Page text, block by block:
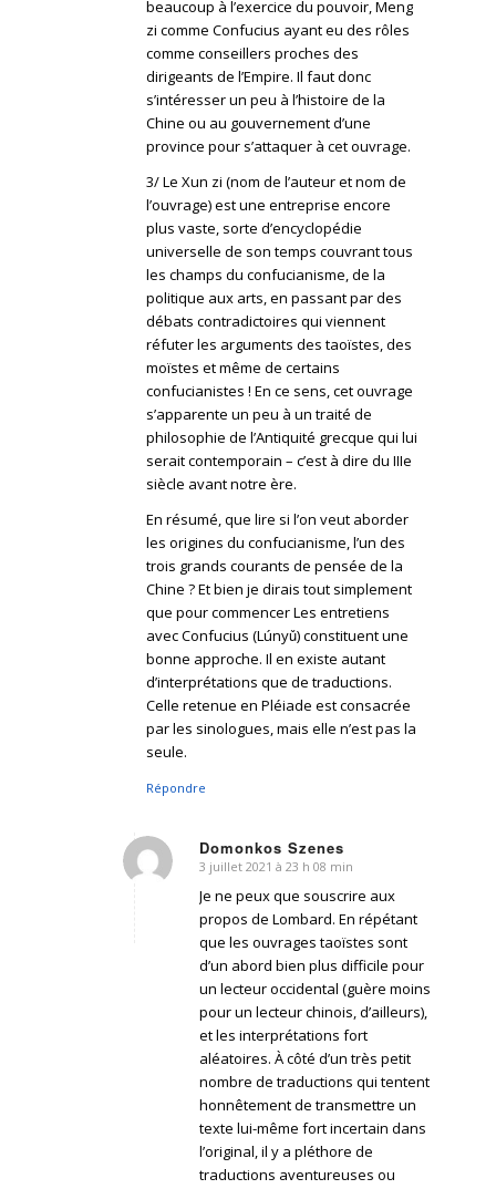
beaucoup à l’exercice du pouvoir, Meng
zi comme Confucius ayant eu des rôles
comme conseillers proches des
dirigeants de l’Empire. Il faut donc
s’intéresser un peu à l’histoire de la
Chine ou au gouvernement d’une
province pour s’attaquer à cet ouvrage.
3/ Le Xun zi (nom de l’auteur et nom de
l’ouvrage) est une entreprise encore
plus vaste, sorte d’encyclopédie
universelle de son temps couvrant tous
les champs du confucianisme, de la
politique aux arts, en passant par des
débats contradictoires qui viennent
réfuter les arguments des taoïstes, des
moïstes et même de certains
confucianistes ! En ce sens, cet ouvrage
s’apparente un peu à un traité de
philosophie de l’Antiquité grecque qui lui
serait contemporain – c’est à dire du IIIe
siècle avant notre ère.
En résumé, que lire si l’on veut aborder
les origines du confucianisme, l’un des
trois grands courants de pensée de la
Chine ? Et bien je dirais tout simplement
que pour commencer Les entretiens
avec Confucius (Lúnyǔ) constituent une
bonne approche. Il en existe autant
d’interprétations que de traductions.
Celle retenue en Pléiade est consacrée
par les sinologues, mais elle n’est pas la
seule.
Répondre
Domonkos Szenes
dit
3 juillet 2021 à 23 h 08 min
Je ne peux que souscrire aux
propos de Lombard. En répétant
que les ouvrages taoïstes sont
d’un abord bien plus difficile pour
un lecteur occidental (guère moins
pour un lecteur chinois, d’ailleurs),
et les interprétations fort
aléatoires. À côté d’un très petit
nombre de traductions qui tentent
honnêtement de transmettre un
texte lui-même fort incertain dans
l’original, il y a pléthore de
traductions aventureuses ou